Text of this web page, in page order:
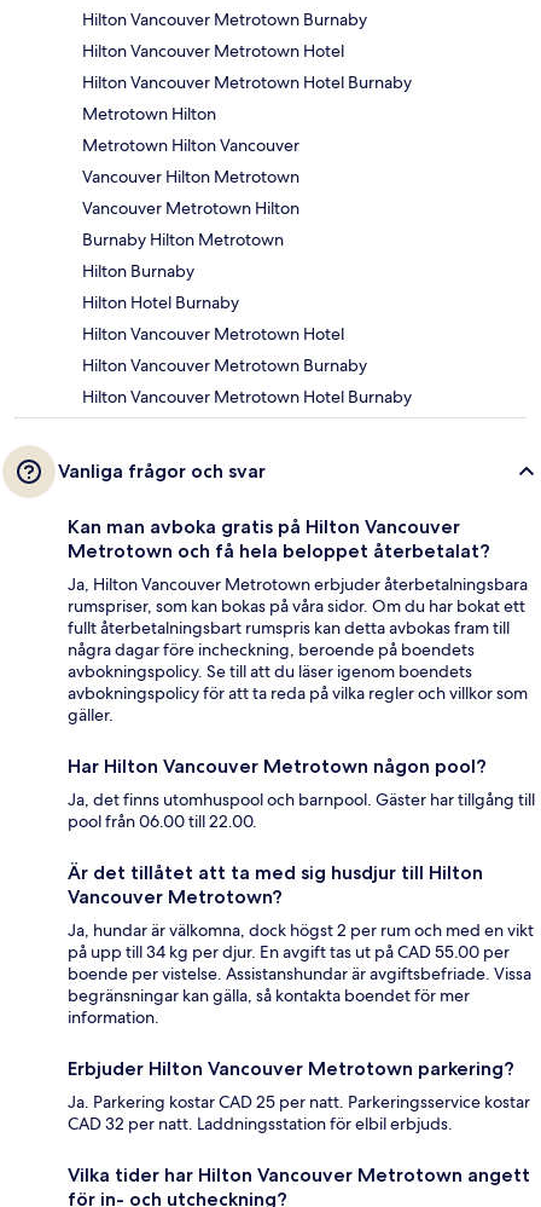
Hilton Vancouver Metrotown Burnaby
Hilton Vancouver Metrotown Hotel
Hilton Vancouver Metrotown Hotel Burnaby
Metrotown Hilton
Metrotown Hilton Vancouver
Vancouver Hilton Metrotown
Vancouver Metrotown Hilton
Burnaby Hilton Metrotown
Hilton Burnaby
Hilton Hotel Burnaby
Hilton Vancouver Metrotown Hotel
Hilton Vancouver Metrotown Burnaby
Hilton Vancouver Metrotown Hotel Burnaby
Vanliga frågor och svar
Kan man avboka gratis på Hilton Vancouver
Metrotown och få hela beloppet återbetalat?
Ja, Hilton Vancouver Metrotown erbjuder återbetalningsbara
rumspriser, som kan bokas på våra sidor. Om du har bokat ett
fullt återbetalningsbart rumspris kan detta avbokas fram till
några dagar före incheckning, beroende på boendets
avbokningspolicy. Se till att du läser igenom boendets
avbokningspolicy för att ta reda på vilka regler och villkor som
gäller.
Har Hilton Vancouver Metrotown någon pool?
Ja, det finns utomhuspool och barnpool. Gäster har tillgång till
pool från 06.00 till 22.00.
Är det tillåtet att ta med sig husdjur till Hilton
Vancouver Metrotown?
Ja, hundar är välkomna, dock högst 2 per rum och med en vikt
på upp till 34 kg per djur. En avgift tas ut på CAD 55.00 per
boende per vistelse. Assistanshundar är avgiftsbefriade. Vissa
begränsningar kan gälla, så kontakta boendet för mer
information.
Erbjuder Hilton Vancouver Metrotown parkering?
Ja. Parkering kostar CAD 25 per natt. Parkeringsservice kostar
CAD 32 per natt. Laddningsstation för elbil erbjuds.
Vilka tider har Hilton Vancouver Metrotown angett
för in- och utcheckning?